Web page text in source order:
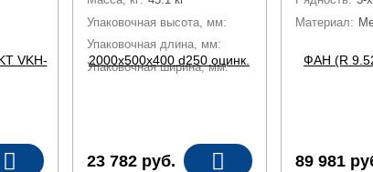
Упаковочная высота, мм:
Упаковочная длина, мм:
Упаковочная ширина, мм: 550 м
23 782 руб.
Материал:
89 981